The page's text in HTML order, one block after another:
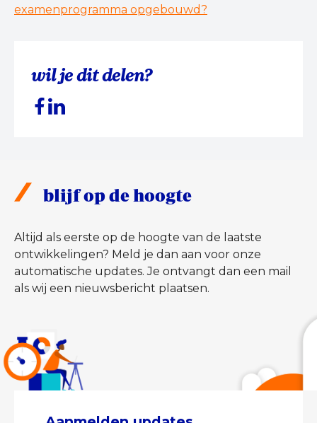
examenprogramma opgebouwd?
wil je dit delen?
blijf op de hoogte
Altijd als eerste op de hoogte van de laatste
ontwikkelingen? Meld je dan aan voor onze
automatische updates. Je ontvangt dan een mail
als wij een nieuwsbericht plaatsen.